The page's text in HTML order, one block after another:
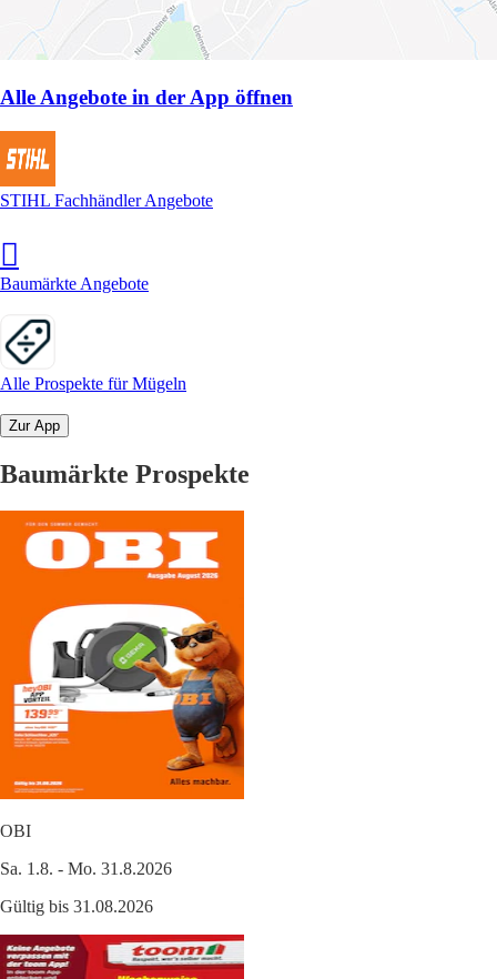
Alle Angebote in der App öffnen
STIHL Fachhändler Angebote
Baumärkte Angebote
Alle Prospekte für Mügeln
Zur App
Baumärkte Prospekte
OBI
Sa. 1.8. - Mo. 31.8.2026
Gültig bis 31.08.2026